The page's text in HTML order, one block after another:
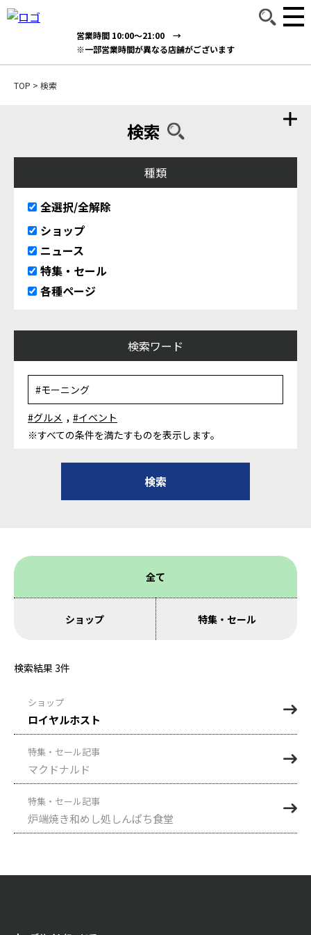
営業時間 10:00～21:00 →
※一部営業時間が異なる店舗がございます
TOP > 検索
検索
種類
全選択/全解除
ショップ
ニュース
特集・セール
各種ページ
検索ワード
#グルメ , #イベント
※すべての条件を満たすものを表示します。
全て
ショップ 特集・セール
検索結果 3件
ショップ
ロイヤルホスト
特集・セール記事
マクドナルド
特集・セール記事
炉端焼き和めし処しんぱち食堂